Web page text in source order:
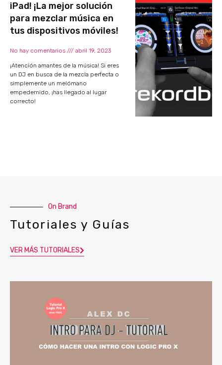
iPad! ¡La mejor solución
para mezclar música en
tus dispositivos móviles!
No hay comentarios abril 19, 2023
¡Atención amantes de la música! Si eres
un DJ en busca de la mezcla perfecta o
simplemente un melómano
empedernido, ¡has llegado al lugar
correcto!
On Brand
Tutoriales y Guías
VER MÁS TUTORIALES